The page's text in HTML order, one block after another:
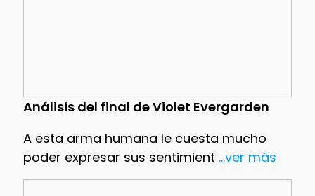
Análisis del final de Violet Evergarden
A esta arma humana le cuesta mucho
poder expresar sus sentimient ...ver más